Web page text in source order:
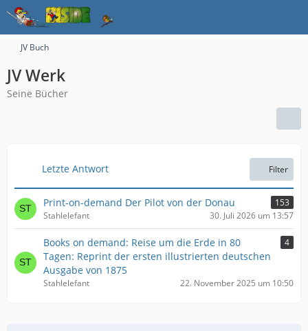
JV Buch
JV Werk
Seine Bücher
Letzte Antwort Filter
Print-on-demand Der Pilot von der Donau
153
Stahlelefant
30. Juli 2026 um 13:57
Books on demand: Reise um die Erde in 80
Tagen: Reprint der ersten illustrierten deutschen
Ausgabe von 1875
4
Stahlelefant 22. November 2025 um 10:50